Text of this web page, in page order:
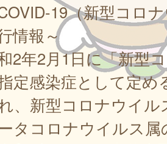
19（新型コロ
情報～
2年2月1日に「新型
定感染症として定め
、新型コロナウイル
タコロナウイルス